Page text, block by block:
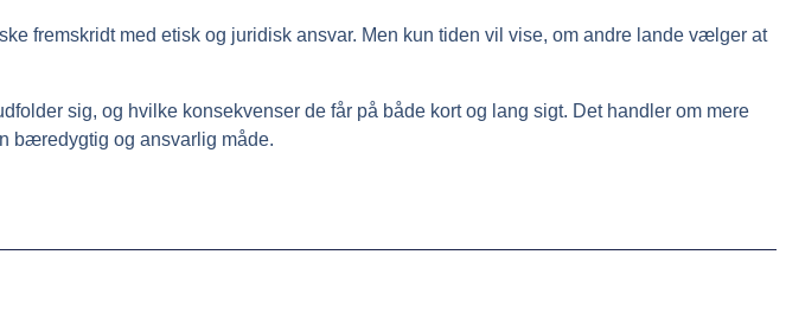
fremskridt med etisk og juridisk ansvar. Men kun tiden vil vise, om andre lande vælger at
sig, og hvilke konsekvenser de får på både kort og lang sigt. Det handler om mere
bæredygtig og ansvarlig måde.